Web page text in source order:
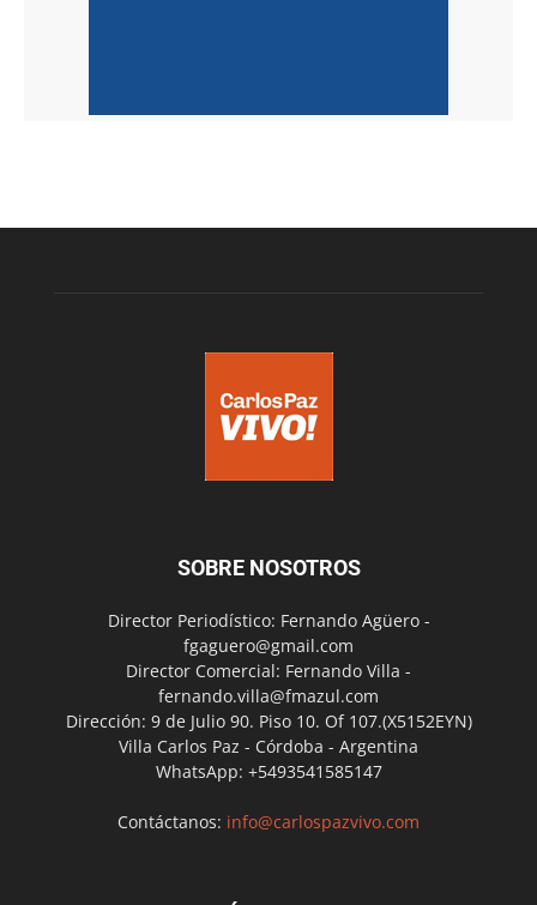
SOBRE NOSOTROS
Director Periodístico: Fernando Agüero -
fgaguero@gmail.com
Director Comercial: Fernando Villa -
fernando.villa@fmazul.com
Dirección: 9 de Julio 90. Piso 10. Of 107.(X5152EYN)
Villa Carlos Paz - Córdoba - Argentina
WhatsApp: +5493541585147
Contáctanos: info@carlospazvivo.com